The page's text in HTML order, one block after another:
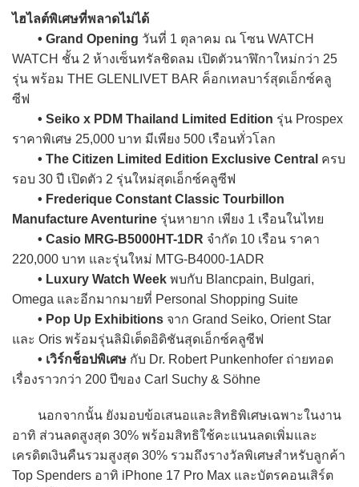
ไฮไลต์พิเศษที่พลาดไม่ได้
• Grand Opening วันที่ 1 ตุลาคม ณ โซน WATCH
WATCH ชั้น 2 ห้างเซ็นทรัลชิดลม เปิดตัวนาฬิกาใหม่กว่า 25
รุ่น พร้อม THE GLENLIVET BAR ค็อกเทลบาร์สุดเอ็กซ์คลู
ซีฟ
• Seiko x PDM Thailand Limited Edition รุ่น Prospex
ราคาพิเศษ 25,000 บาท มีเพียง 500 เรือนทั่วโลก
• The Citizen Limited Edition Exclusive Central ครบ
รอบ 30 ปี เปิดตัว 2 รุ่นใหม่สุดเอ็กซ์คลูซีฟ
• Frederique Constant Classic Tourbillon
Manufacture Aventurine รุ่นหายาก เพียง 1 เรือนในไทย
• Casio MRG-B5000HT-1DR จำกัด 10 เรือน ราคา
220,000 บาท และรุ่นใหม่ MTG-B4000-1ADR
• Luxury Watch Week พบกับ Blancpain, Bulgari,
Omega และอีกมากมายที่ Personal Shopping Suite
• Pop Up Exhibitions จาก Grand Seiko, Orient Star
และ Oris พร้อมรุ่นลิมิเต็ดอิดิชันสุดเอ็กซ์คลูซีฟ
• เวิร์กช็อปพิเศษ กับ Dr. Robert Punkenhofer ถ่ายทอด
เรื่องราวกว่า 200 ปีของ Carl Suchy & Söhne
นอกจากนั้น ยังมอบข้อเสนอและสิทธิพิเศษเฉพาะในงาน
อาทิ ส่วนลดสูงสุด 30% พร้อมสิทธิใช้คะแนนลดเพิ่มและ
เครดิตเงินคืนรวมสูงสุด 30% รวมถึงรางวัลพิเศษสำหรับลูกค้า
Top Spenders อาทิ iPhone 17 Pro Max และบัตรคอนเสิร์ต